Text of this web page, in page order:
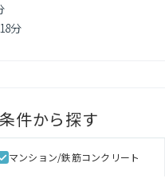
分
件から探す
マンション/鉄筋コンクリート